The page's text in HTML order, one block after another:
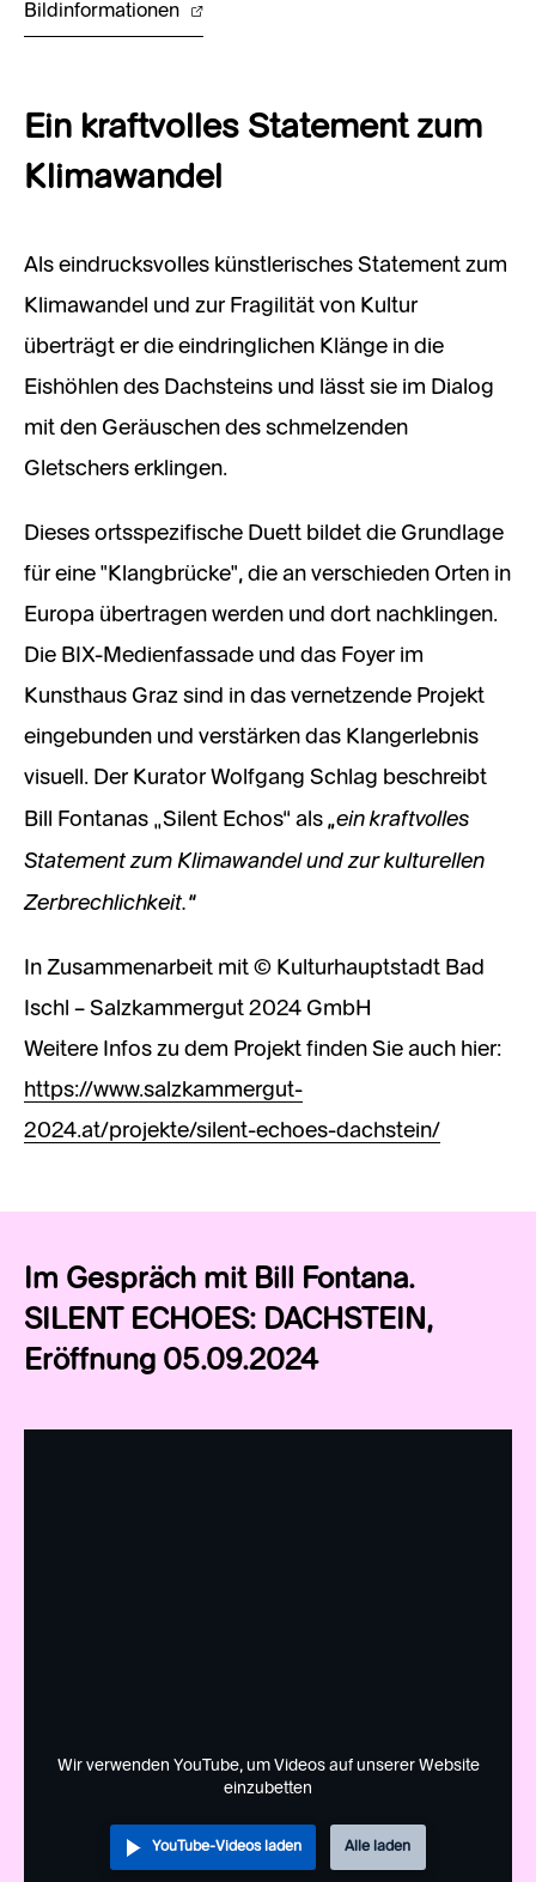
Bildinformationen
Ein kraftvolles Statement zum
Klimawandel
Als eindrucksvolles künstlerisches Statement zum
Klimawandel und zur Fragilität von Kultur
überträgt er die eindringlichen Klänge in die
Eishöhlen des Dachsteins und lässt sie im Dialog
mit den Geräuschen des schmelzenden
Gletschers erklingen.
Dieses ortsspezifische Duett bildet die Grundlage
für eine "Klangbrücke", die an verschieden Orten in
Europa übertragen werden und dort nachklingen.
Die BIX-Medienfassade und das Foyer im
Kunsthaus Graz sind in das vernetzende Projekt
eingebunden und verstärken das Klangerlebnis
visuell. Der Kurator Wolfgang Schlag beschreibt
Bill Fontanas „Silent Echos“ als „ein kraftvolles
Statement zum Klimawandel und zur kulturellen
Zerbrechlichkeit.“
In Zusammenarbeit mit © Kulturhauptstadt Bad
Ischl – Salzkammergut 2024 GmbH
Weitere Infos zu dem Projekt finden Sie auch hier:
https://www.salzkammergut-
2024.at/projekte/silent-echoes-dachstein/
Im Gespräch mit Bill Fontana.
SILENT ECHOES: DACHSTEIN,
Eröffnung 05.09.2024
Wir verwenden YouTube, um Videos auf unserer Website
einzubetten
YouTube-Videos laden Alle laden